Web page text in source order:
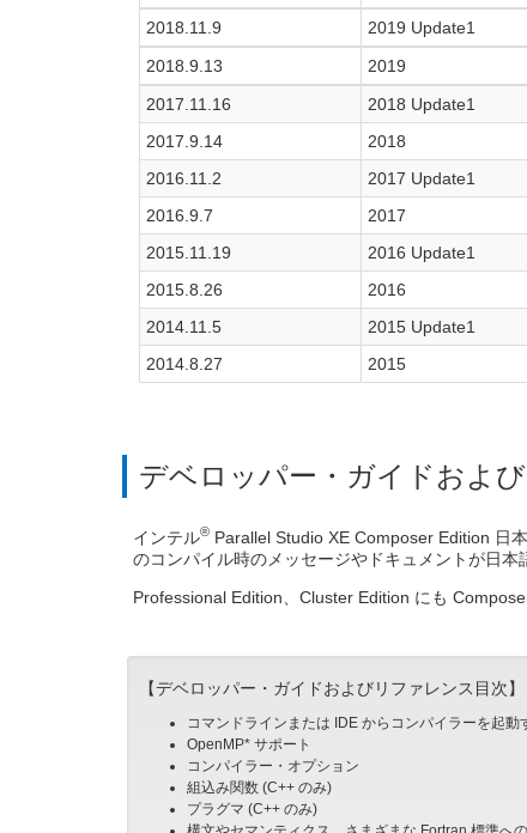
2018.11.9
2019 Update1
2018.9.13
2019
2017.11.16
2018 Update1
2017.9.14
2018
2016.11.2
2017 Update1
2016.9.7
2017
2015.11.19
2016 Update1
2015.8.26
2016
2014.11.5
2015 Update1
2014.8.27
2015
デベロッパー・ガイドおよ
インテル® Parallel Studio XE Composer Edition 日
のコンパイル時のメッセージやドキュメントが日本
Professional Edition、Cluster Edition にも
【デベロッパー・ガイドおよびリファレンス目次】
コマンドラインまたは IDE からコンパイラーを起動
OpenMP* サポート
コンパイラー・オプション
組込み関数 (C++ のみ)
プラグマ (C++ のみ)